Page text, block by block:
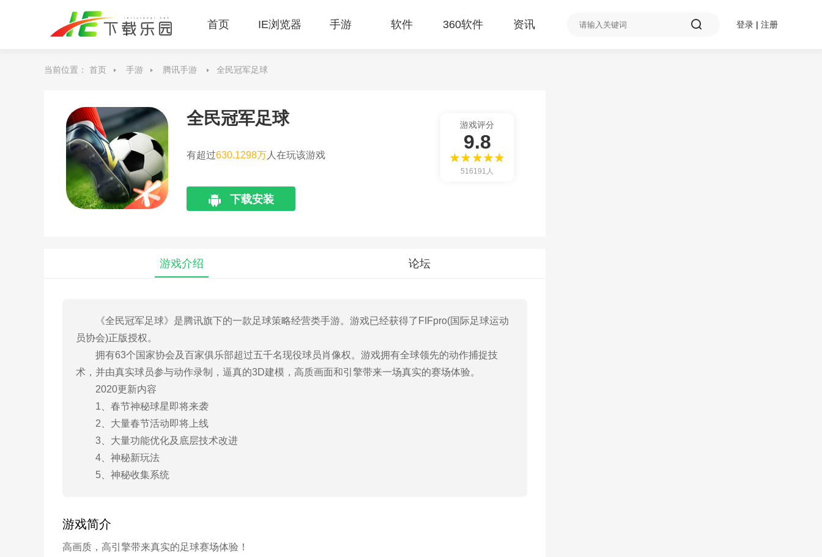
首页 IE浏览器 手游 软件 360软件 资讯 登录 | 注册
当前位置： 首页 手游 腾讯手游 全民冠军足球
全民冠军足球
有超过630.1298万 人在玩该游戏
下载安装
游戏评分
9.8
516191人
游戏介绍 论坛
《全民冠军足球》是腾讯旗下的一款足球策略经营类手游。游戏已经获得了FIFpro(国际足球运动
员协会)正版授权。
拥有63个国家协会及百家俱乐部超过五千名现役球员肖像权。游戏拥有全球领先的动作捕捉技
术，并由真实球员参与动作录制，逼真的3D建模，高质画面和引擎带来一场真实的赛场体验。
2020更新内容
1、春节神秘球星即将来袭
2、大量春节活动即将上线
3、大量功能优化及底层技术改进
4、神秘新玩法
5、神秘收集系统
游戏简介
高画质，高引擎带来真实的足球赛场体验！